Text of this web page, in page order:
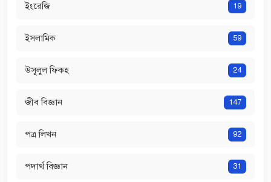
ইংরেজি 19
ইসলামিক 59
উসূলুল ফিকহ 24
জীব বিজ্ঞান 147
পত্র লিখন 92
পদার্থ বিজ্ঞান 31